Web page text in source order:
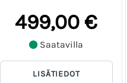
499,00 €
Saatavilla